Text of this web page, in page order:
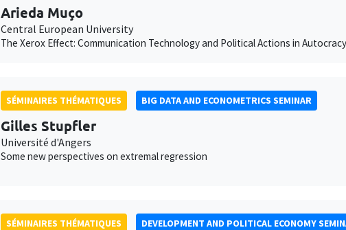
Arieda Muço
Central European University
The Xerox Effect: Communication Technology and Political Actions in Autocracy
SÉMINAIRES THÉMATIQUES BIG DATA AND ECONOMETRICS SEMINAR
Gilles Stupfler
Université d'Angers
Some new perspectives on extremal regression
SÉMINAIRES THÉMATIQUES DEVELOPMENT AND POLITICAL ECONOMY